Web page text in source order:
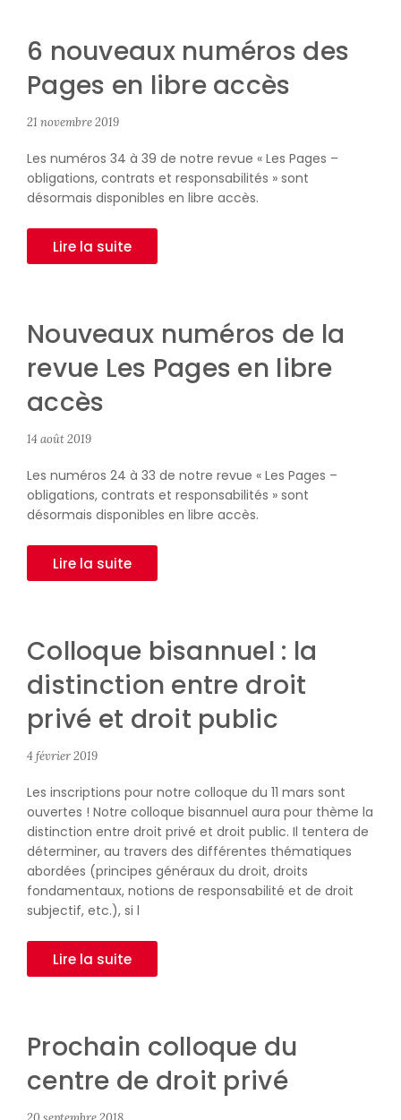
6 nouveaux numéros des
Pages en libre accès
21 novembre 2019
Les numéros 34 à 39 de notre revue « Les Pages –
obligations, contrats et responsabilités » sont
désormais disponibles en libre accès.
Lire la suite
Nouveaux numéros de la
revue Les Pages en libre
accès
14 août 2019
Les numéros 24 à 33 de notre revue « Les Pages –
obligations, contrats et responsabilités » sont
désormais disponibles en libre accès.
Lire la suite
Colloque bisannuel : la
distinction entre droit
privé et droit public
4 février 2019
Les inscriptions pour notre colloque du 11 mars sont
ouvertes ! Notre colloque bisannuel aura pour thème la
distinction entre droit privé et droit public. Il tentera de
déterminer, au travers des différentes thématiques
abordées (principes généraux du droit, droits
fondamentaux, notions de responsabilité et de droit
subjectif, etc.), si l
Lire la suite
Prochain colloque du
centre de droit privé